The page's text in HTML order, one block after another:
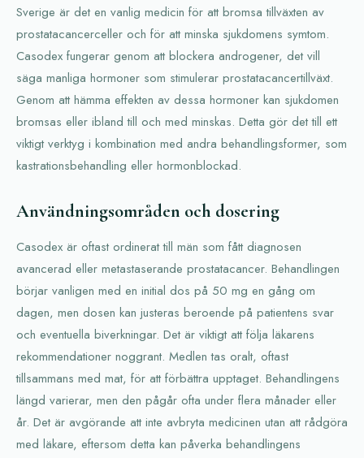
Sverige är det en vanlig medicin för att bromsa tillväxten av
prostatacancerceller och för att minska sjukdomens symtom.
Casodex fungerar genom att blockera androgener, det vill
säga manliga hormoner som stimulerar prostatacancertillväxt.
Genom att hämma effekten av dessa hormoner kan sjukdomen
bromsas eller ibland till och med minskas. Detta gör det till ett
viktigt verktyg i kombination med andra behandlingsformer, som
kastrationsbehandling eller hormonblockad.
Användningsområden och dosering
Casodex är oftast ordinerat till män som fått diagnosen
avancerad eller metastaserande prostatacancer. Behandlingen
börjar vanligen med en initial dos på 50 mg en gång om
dagen, men dosen kan justeras beroende på patientens svar
och eventuella biverkningar. Det är viktigt att följa läkarens
rekommendationer noggrant. Medlen tas oralt, oftast
tillsammans med mat, för att förbättra upptaget. Behandlingens
längd varierar, men den pågår ofta under flera månader eller
år. Det är avgörande att inte avbryta medicinen utan att rådgöra
med läkare, eftersom detta kan påverka behandlingens